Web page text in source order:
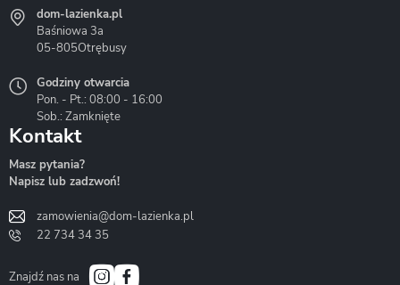
Hydrostop
Liveno
Bath&Spa
dom-lazienka.pl
Baśniowa 3a
05-805Otrębusy
Godziny otwarcia
Pon. - Pt.: 08:00 - 16:00
Sob.: Zamknięte
Kontakt
Masz pytania?
Napisz lub zadzwoń!
zamowienia@dom-lazienka.pl
22 734 34 35
Znajdź nas na